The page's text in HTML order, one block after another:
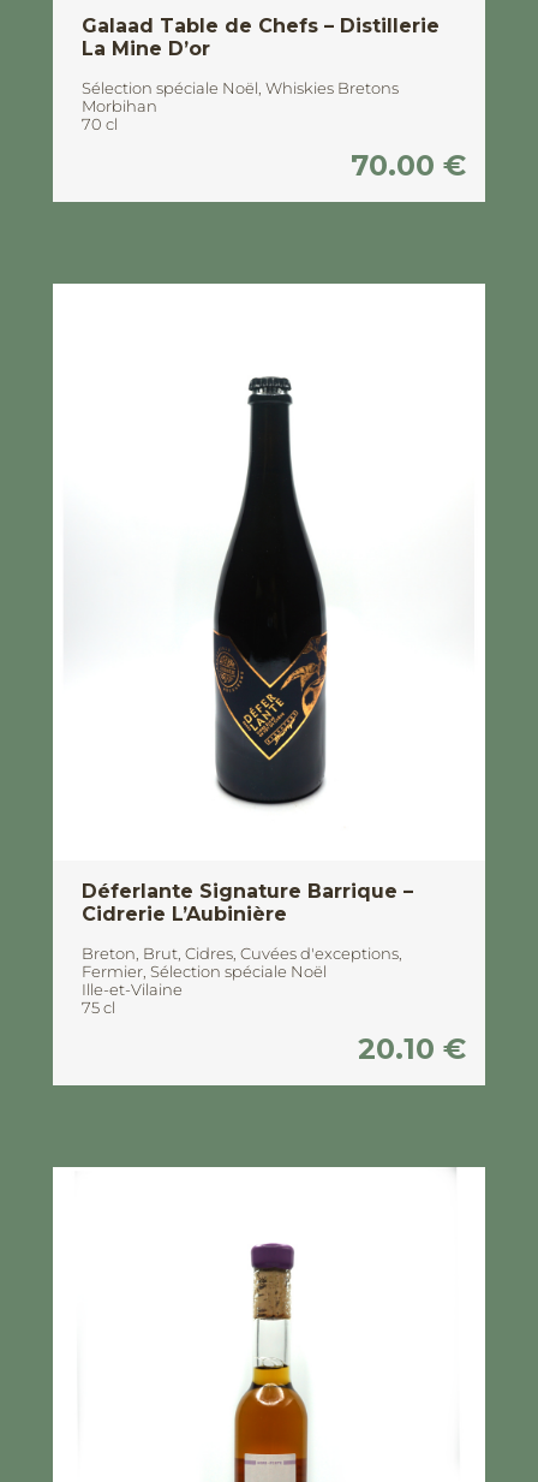
Galaad Table de Chefs – Distillerie
La Mine D’or
Sélection spéciale Noël, Whiskies Bretons
Morbihan
70 cl
70.00 €
Déferlante Signature Barrique –
Cidrerie L’Aubinière
Breton, Brut, Cidres, Cuvées d'exceptions,
Fermier, Sélection spéciale Noël
Ille-et-Vilaine
75 cl
20.10 €